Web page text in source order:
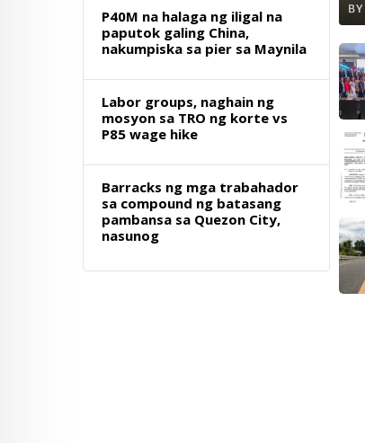
P40M na halaga ng iligal na
paputok galing China,
nakumpiska sa pier sa Maynila
Labor groups, naghain ng
mosyon sa TRO ng korte vs
P85 wage hike
Barracks ng mga trabahador
sa compound ng batasang
pambansa sa Quezon City,
nasunog
BY